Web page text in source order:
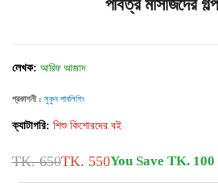
পবিত্র মাসজিদের
লেখক: আরিফ আজাদ
প্রকাশনী : সুকুন পাবলিশিং
ক্যাটাগরি: শিশু কিশোরদের বই
TK. 650TK. 550You Save TK. 100